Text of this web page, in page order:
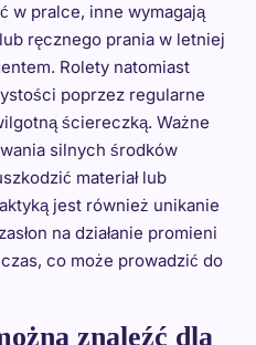
w pralce, inne wymagają
ręcznego prania w letniej
Rolety natomiast
poprzez regularne
ściereczką. Ważne
silnych środków
materiał lub
jest również unikanie
na działanie promieni
co może prowadzić do
znaleźć dla